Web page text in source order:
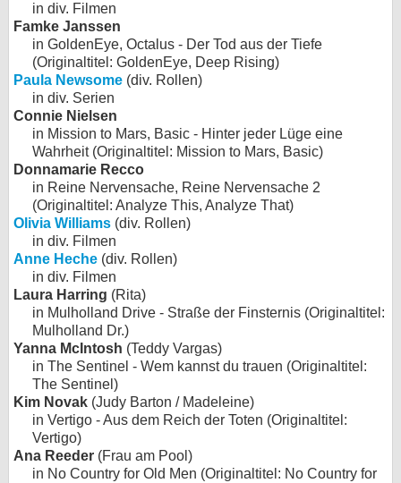
in div. Filmen
Famke Janssen
in GoldenEye, Octalus - Der Tod aus der Tiefe
(Originaltitel: GoldenEye, Deep Rising)
Paula Newsome (div. Rollen)
in div. Serien
Connie Nielsen
in Mission to Mars, Basic - Hinter jeder Lüge eine
Wahrheit (Originaltitel: Mission to Mars, Basic)
Donnamarie Recco
in Reine Nervensache, Reine Nervensache 2
(Originaltitel: Analyze This, Analyze That)
Olivia Williams (div. Rollen)
in div. Filmen
Anne Heche (div. Rollen)
in div. Filmen
Laura Harring (Rita)
in Mulholland Drive - Straße der Finsternis (Originaltitel:
Mulholland Dr.)
Yanna McIntosh (Teddy Vargas)
in The Sentinel - Wem kannst du trauen (Originaltitel:
The Sentinel)
Kim Novak (Judy Barton / Madeleine)
in Vertigo - Aus dem Reich der Toten (Originaltitel:
Vertigo)
Ana Reeder (Frau am Pool)
in No Country for Old Men (Originaltitel: No Country for